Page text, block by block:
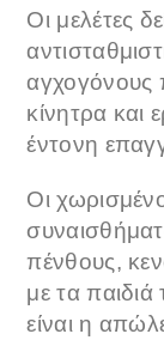
Οι μελέτες
αγχογόνους
κίνητρα και
έντονη
Οι
πένθους,
με τα
είναι η